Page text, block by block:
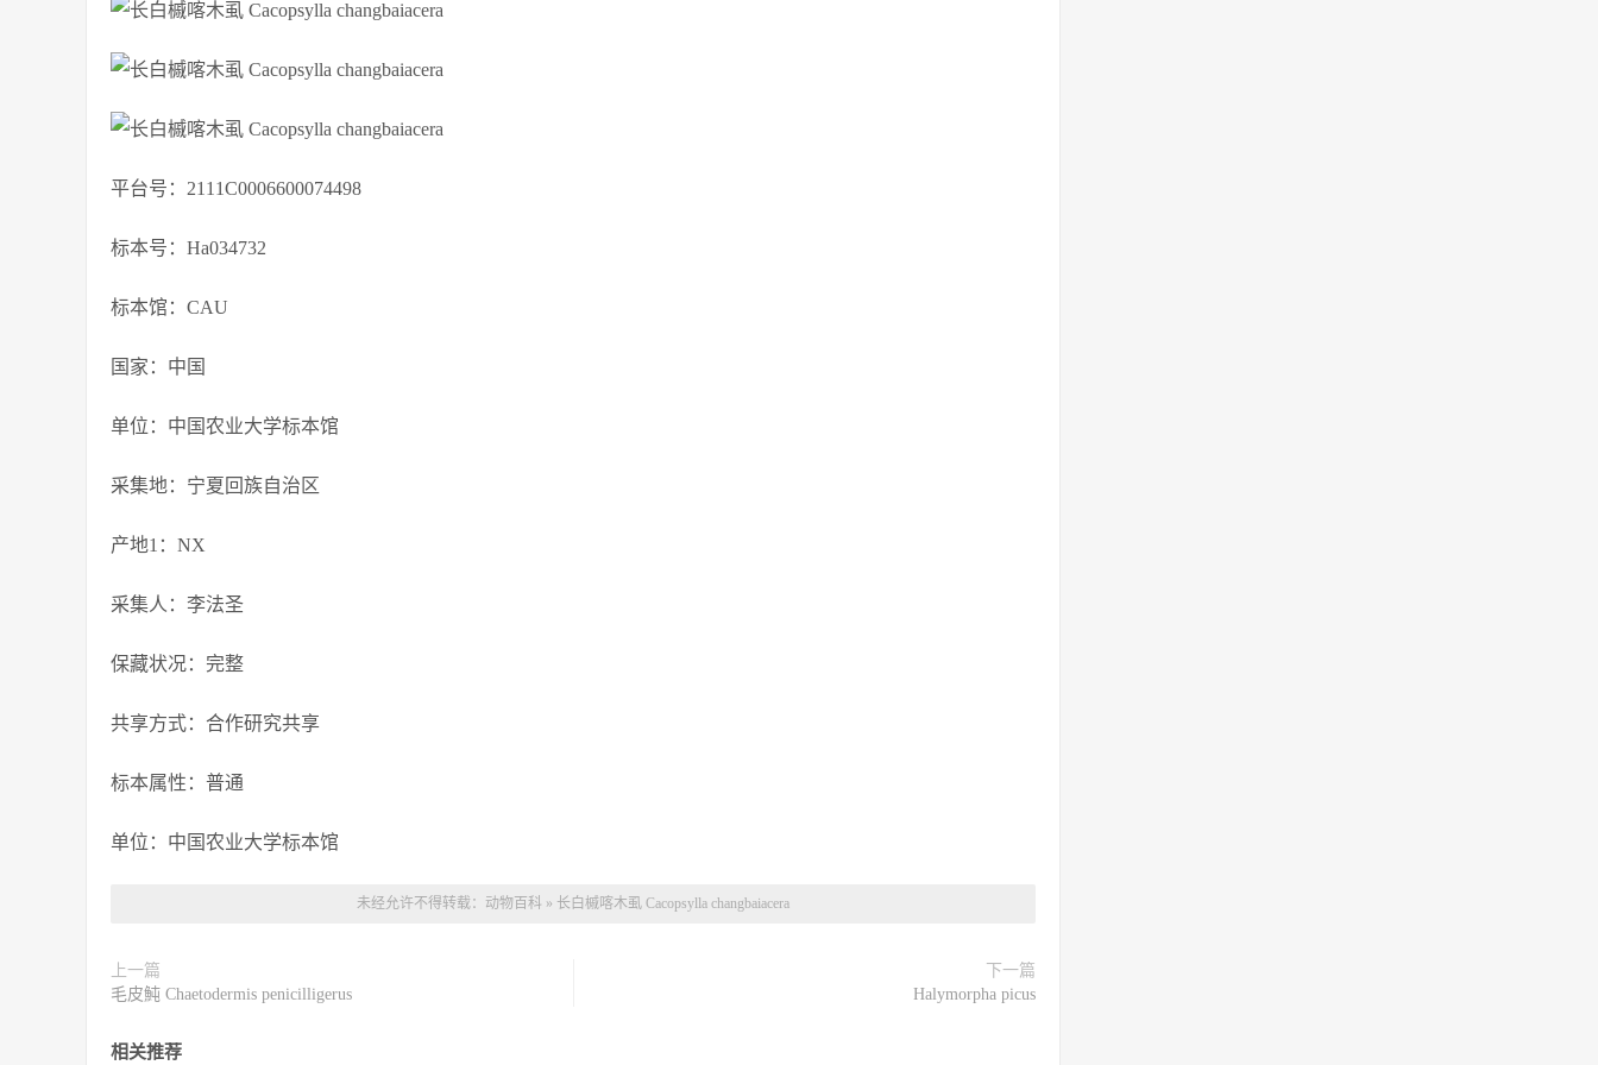
平台号：2111C0006600074498
标本号：Ha034732
标本馆：CAU
国家：中国
单位：中国农业大学标本馆
采集地：宁夏回族自治区
产地1：NX
采集人：李法圣
保藏状况：完整
共享方式：合作研究共享
标本属性：普通
单位：中国农业大学标本馆
未经允许不得转载： 动物百科 » 长白槭喀木虱 Cacopsylla changbaiacera
上一篇
毛皮魨 Chaetodermis penicilligerus
下一篇
Halymorpha picus
相关推荐